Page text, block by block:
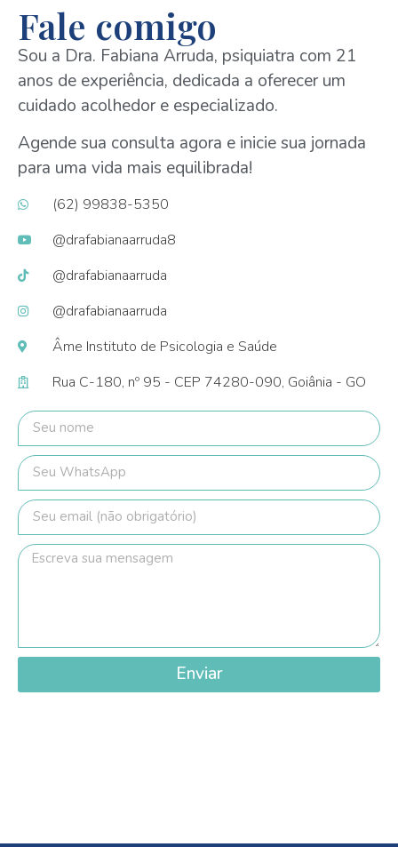
Fale comigo
Sou a Dra. Fabiana Arruda, psiquiatra com 21
anos de experiência, dedicada a oferecer um
cuidado acolhedor e especializado.
Agende sua consulta agora e inicie sua jornada
para uma vida mais equilibrada!
(62) 99838-5350
@drafabianaarruda8
@drafabianaarruda
@drafabianaarruda
Âme Instituto de Psicologia e Saúde
Rua C-180, nº 95 - CEP 74280-090, Goiânia - GO
Enviar